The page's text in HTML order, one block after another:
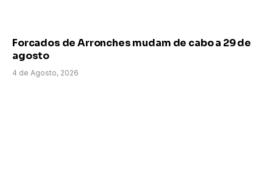
Forcados de Arronches mudam de cabo a 29 de
agosto
4 de Agosto, 2026